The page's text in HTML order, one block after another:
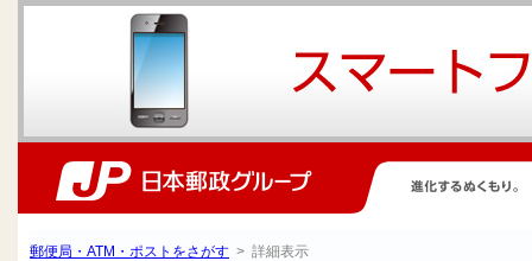
郵便局・ATM・ポストをさがす > 詳細表示